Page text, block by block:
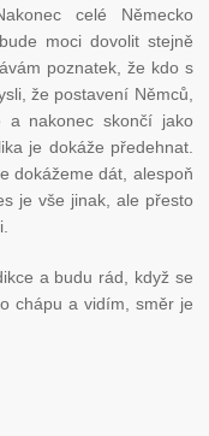
celé Německo
moci dovolit stejně
poznatek, že kdo s
že postavení Němců,
a nakonec skončí jako
je dokáže předehnat.
dokážeme dát, alespoň
je vše jinak, ale přesto
a budu rád, když se
chápu a vidím, směr je